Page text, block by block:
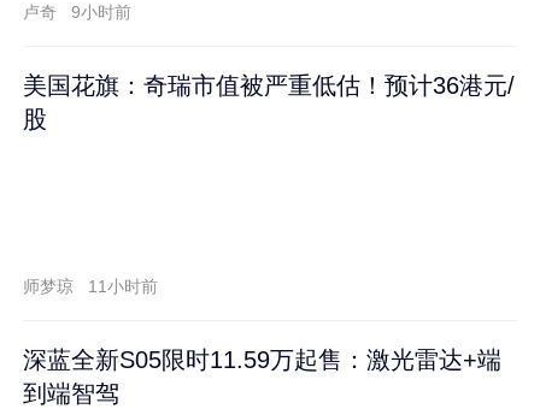
卢奇 9小时前
美国花旗：奇瑞市值被严重低估！预计36港元/
股
师梦琼 11小时前
深蓝全新S05限时11.59万起售：激光雷达+端
到端智驾